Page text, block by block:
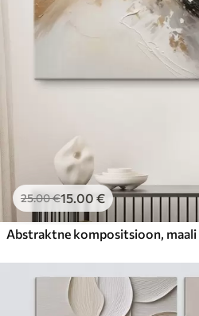
25.00€15.00 €